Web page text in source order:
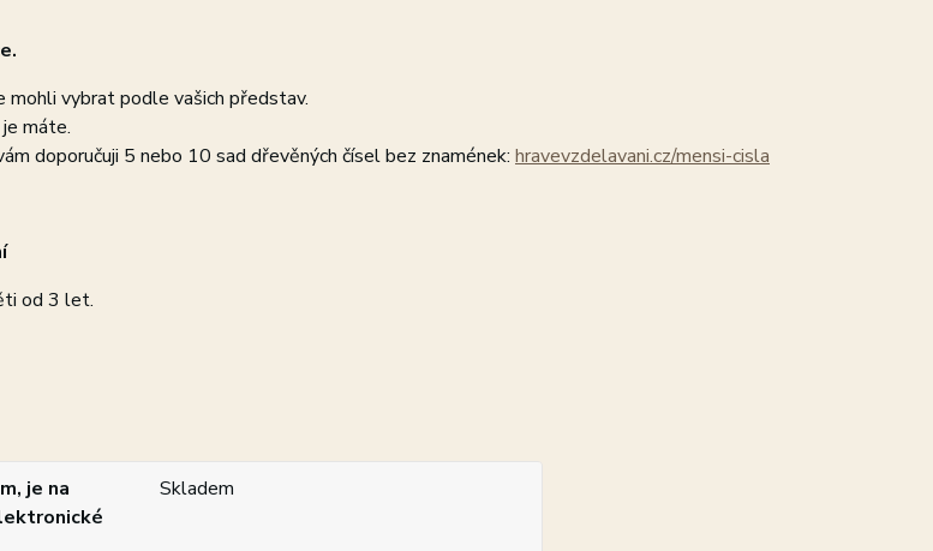
mohli vybrat podle vašich představ.
máte.
doporučuji 5 nebo 10 sad dřevěných čísel bez znamének: hravevzdelavani.cz/mensi-cisla
od 3 let.
je na
Skladem